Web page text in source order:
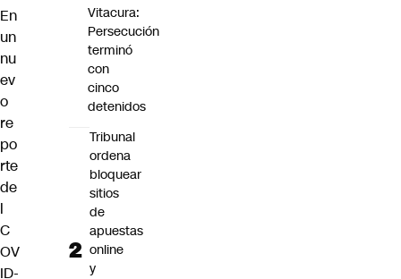
En
un
nu
ev
o
re
po
rte
de
l
C
OV
ID-
Vitacura:
Persecución
terminó
con
cinco
detenidos
Tribunal
ordena
bloquear
sitios
de
apuestas
online
y